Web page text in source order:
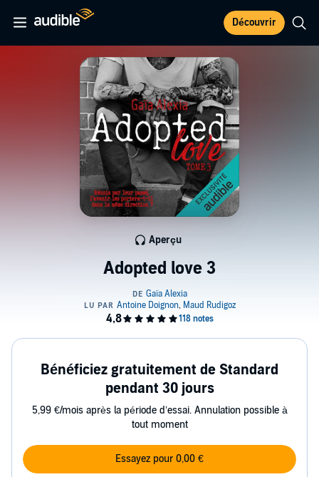
Découvrir
Adopted love 3
Aperçu
Bénéficiez gratuitement de Standard
pendant 30 jours
5,99 €/mois après la période d’essai. Annulation possible à
tout moment
Essayez pour 0,00 €